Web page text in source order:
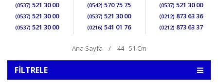
(0537) 521 30 00
(0537) 521 30 00
(0537) 521 30 00
(0542) 570 75 75
(0537) 521 30 00
(0216) 541 01 76
(0537) 521 30 00
(0212) 873 63 36
(0212) 873 63 37
Ana Sayfa 44 - 51 Cm
FILTRELE